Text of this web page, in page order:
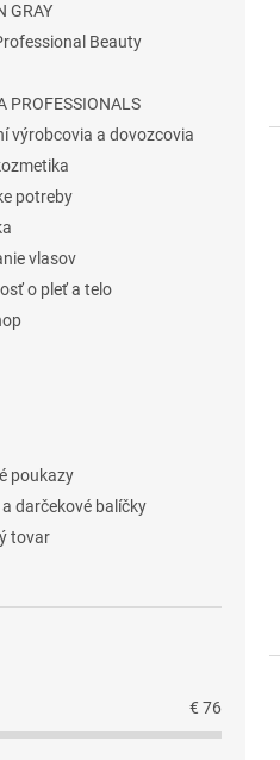
GRAY
Beauty
PROFESSIONALS
výrobcovia a dovozcovia
potreby
vlasov
o pleť a telo
poukazy
darčekové balíčky
tovar
€ 76